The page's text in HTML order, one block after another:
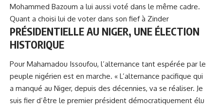
Mohammed Bazoum a lui aussi voté dans le même cadre.
Quant a choisi lui de voter dans son fief à Zinder
PRÉSIDENTIELLE AU NIGER, UNE ÉLECTION
HISTORIQUE
Pour Mahamadou Issoufou, l’alternance tant espérée par le
peuple nigérien est en marche. « L’alternance pacifique qui
a manqué au Niger, depuis des décennies, va se réaliser. Je
suis fier d’être le premier président démocratiquement élu